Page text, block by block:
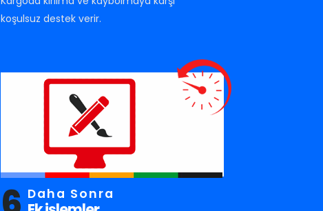
koşulsuz destek verir.
Daha Sonra